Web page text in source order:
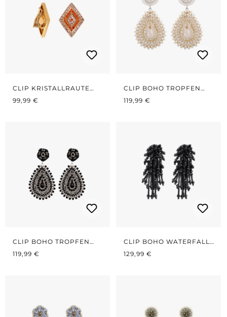
CLIP KRISTALLRAUTE
ROT/ROSÉ
REGULÄRER PREIS:
99,99 €
CLIP BOHO TROPFEN
WHITE/GOLD
REGULÄRER PREIS:
119,99 €
CLIP BOHO TROPFEN
BLACK/SILVER
REGULÄRER PREIS:
119,99 €
CLIP BOHO WATERFALL
BLACK
REGULÄRER PREIS:
129,99 €